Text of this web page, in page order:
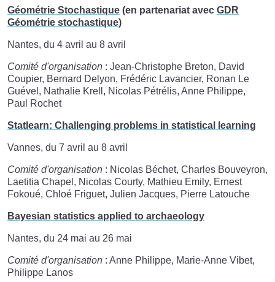
Géométrie Stochastique (en partenariat avec GDR
Géométrie stochastique)
Nantes, du 4 avril au 8 avril
Comité d'organisation : Jean-Christophe Breton, David
Coupier, Bernard Delyon, Frédéric Lavancier, Ronan Le
Guével, Nathalie Krell, Nicolas Pétrélis, Anne Philippe,
Paul Rochet
Statlearn: Challenging problems in statistical learning
Vannes, du 7 avril au 8 avril
Comité d'organisation : Nicolas Béchet, Charles Bouveyron,
Laetitia Chapel, Nicolas Courty, Mathieu Emily, Ernest
Fokoué, Chloé Friguet, Julien Jacques, Pierre Latouche
Bayesian statistics applied to archaeology
Nantes, du 24 mai au 26 mai
Comité d'organisation : Anne Philippe, Marie-­Anne Vibet,
Philippe Lanos